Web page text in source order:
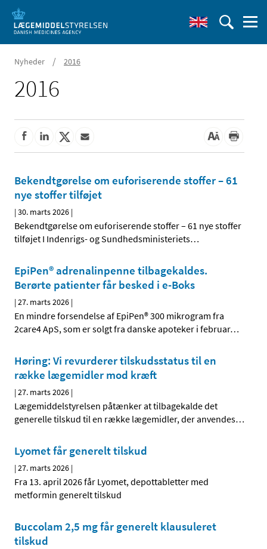
Nyheder / 2016
2016
Bekendtgørelse om euforiserende stoffer – 61
nye stoffer tilføjet
|30. marts 2026 |
Bekendtgørelse om euforiserende stoffer – 61 nye stoffer
tilføjet I Indenrigs- og Sundhedsministeriets…
EpiPen® adrenalinpenne tilbagekaldes.
Berørte patienter får besked i e-Boks
|27. marts 2026 |
En mindre forsendelse af EpiPen® 300 mikrogram fra
2care4 ApS, som er solgt fra danske apoteker i februar…
Høring: Vi revurderer tilskudsstatus til en
række lægemidler mod kræft
|27. marts 2026 |
Lægemiddelstyrelsen påtænker at tilbagekalde det
generelle tilskud til en række lægemidler, der anvendes…
Lyomet får generelt tilskud
|27. marts 2026 |
Fra 13. april 2026 får Lyomet, depottabletter med
metformin generelt tilskud
Buccolam 2,5 mg får generelt klausuleret
tilskud